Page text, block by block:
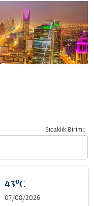
Sıcaklık Birimi:
43°C
07/08/2026